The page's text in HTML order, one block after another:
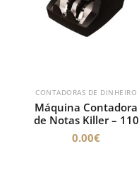
CONTADORAS DE DINHEIRO
Máquina Contadora
de Notas Killer – 110
0.00€